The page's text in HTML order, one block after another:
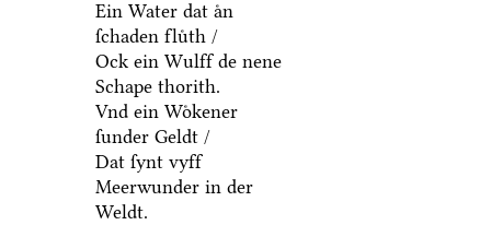
Ein Water dat aͤn
ſchaden fluͤth /
Ock ein Wulff de nene
Schape thorith.
Vnd ein Woͤkener
ſunder Geldt /
Dat ſynt vyff
Meerwunder in der
Weldt.